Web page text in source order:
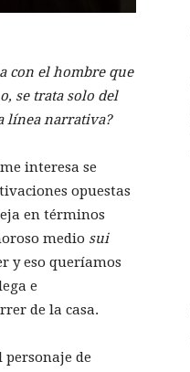
con el hombre que
se trata solo del
línea narrativa?
interesa se
opuestas
en términos
medio sui
y eso queríamos
e
de la casa.
de